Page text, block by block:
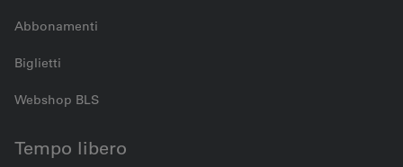
Abbonamenti
Biglietti
Webshop BLS
Tempo libero